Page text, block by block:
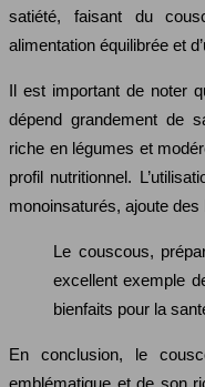
satiété, faisant du
alimentation équilibrée et
Il est important de noter
dépend grandement de
riche en légumes et
profil nutritionnel.
monoinsaturés, ajoute
Le couscous,
excellent exemple
bienfaits pour la
En conclusion, le